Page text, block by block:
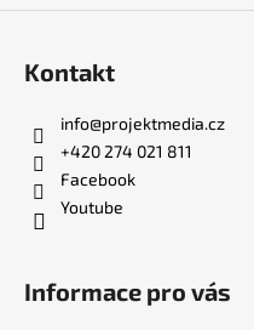
Kontakt
info@projektmedia.cz
+420 274 021 811
Facebook
Youtube
Informace pro vás